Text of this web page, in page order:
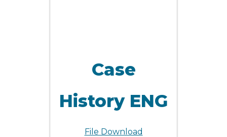
Case
History ENG
File Download